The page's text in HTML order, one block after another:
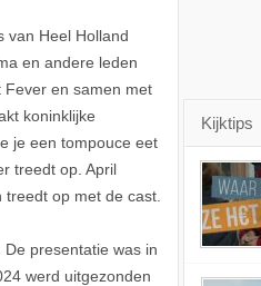
van Heel Holland
en andere leden
Fever en samen met
koninklijke
je een tompouce eet
treedt op. April
op met de cast.
De presentatie was in
werd uitgezonden
Kijktips